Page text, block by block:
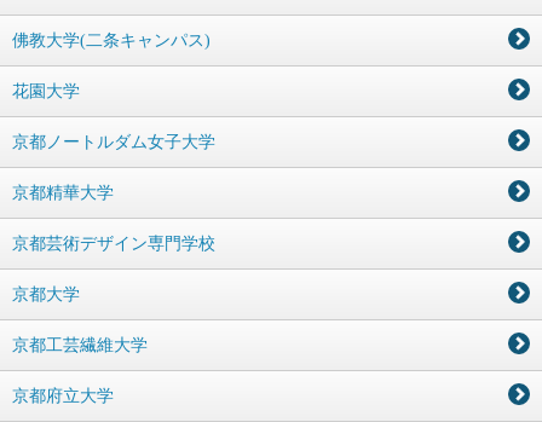
佛教大学(二条キャンパス)
花園大学
京都ノートルダム女子大学
京都精華大学
京都芸術デザイン専門学校
京都大学
京都工芸繊維大学
京都府立大学